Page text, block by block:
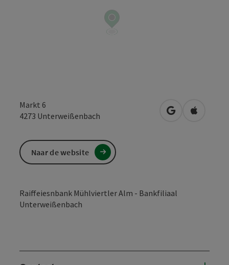
Markt 6
4273 Unterweißenbach Openen inOpenen
Raiffeiesnbank Mühlviertler Alm - Bankfiliaal
Unterweißenbach
Naar de website